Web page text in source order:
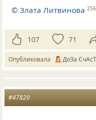
©Злата Литвинова 256
107 71
Опубликовала ДоЗа
#47820